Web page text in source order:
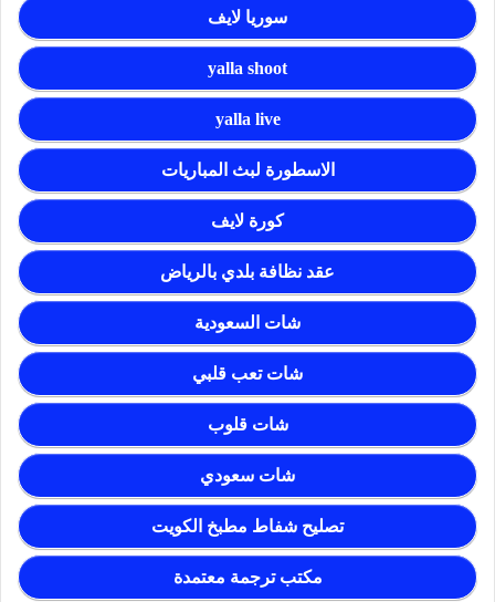
سوريا لايف
yalla shoot
yalla live
الاسطورة لبث المباريات
كورة لايف
عقد نظافة بلدي بالرياض
شات السعودية
شات تعب قلبي
شات قلوب
شات سعودي
تصليح شفاط مطبخ الكويت
مكتب ترجمة معتمدة